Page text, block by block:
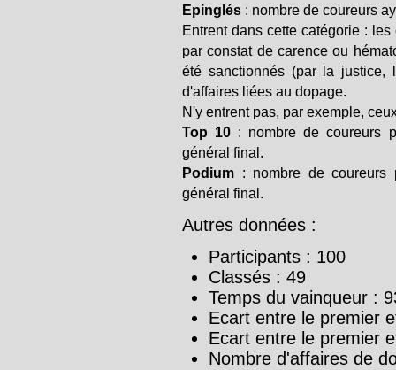
Epinglés : nombre de coureurs
Entrent dans cette catégorie :
par constat de carence ou
été sanctionnés (par la justice,
d'affaires liées au dopage.
N'y entrent pas, par exemple,
Top 10 : nombre de coureurs
général final.
Podium : nombre de coureurs
général final.
Autres données :
Participants : 100
Classés : 49
Temps du vainqueur :
Ecart entre le premier
Ecart entre le premier
Nombre d'affaires de